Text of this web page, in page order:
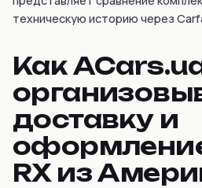
техническую историю через
Как
доставку и
RX из